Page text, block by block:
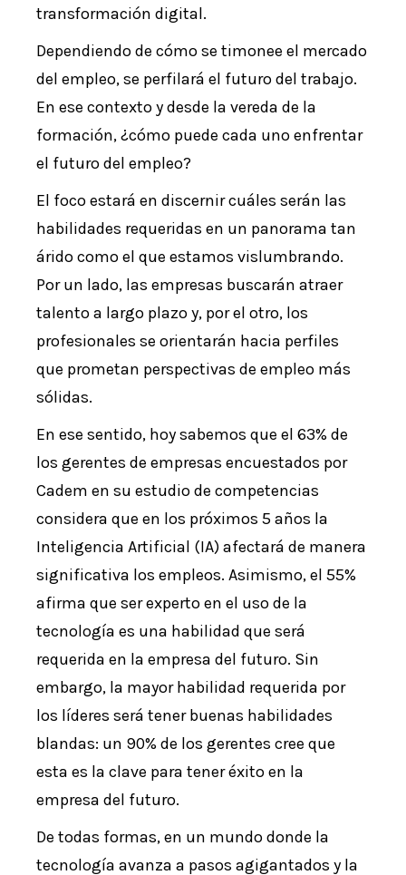
transformación digital.
Dependiendo de cómo se timonee el mercado
del empleo, se perfilará el futuro del trabajo.
En ese contexto y desde la vereda de la
formación, ¿cómo puede cada uno enfrentar
el futuro del empleo?
El foco estará en discernir cuáles serán las
habilidades requeridas en un panorama tan
árido como el que estamos vislumbrando.
Por un lado, las empresas buscarán atraer
talento a largo plazo y, por el otro, los
profesionales se orientarán hacia perfiles
que prometan perspectivas de empleo más
sólidas.
En ese sentido, hoy sabemos que el 63% de
los gerentes de empresas encuestados por
Cadem en su estudio de competencias
considera que en los próximos 5 años la
Inteligencia Artificial (IA) afectará de manera
significativa los empleos. Asimismo, el 55%
afirma que ser experto en el uso de la
tecnología es una habilidad que será
requerida en la empresa del futuro. Sin
embargo, la mayor habilidad requerida por
los líderes será tener buenas habilidades
blandas: un 90% de los gerentes cree que
esta es la clave para tener éxito en la
empresa del futuro.
De todas formas, en un mundo donde la
tecnología avanza a pasos agigantados y la